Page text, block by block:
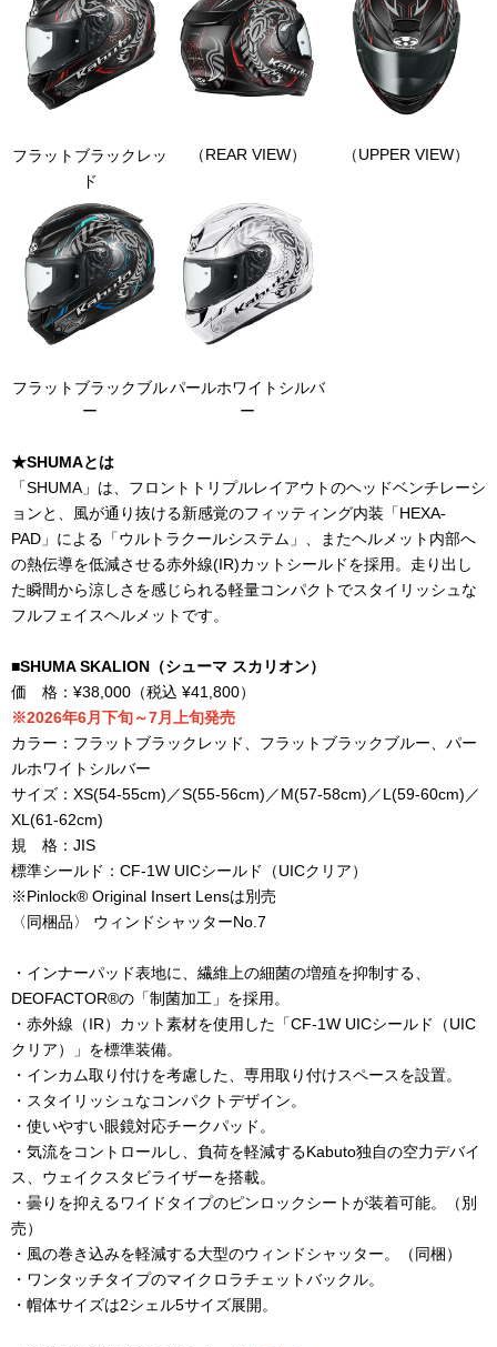
フラットブラックレッ
ド
（REAR VIEW） （UPPER VIEW）
フラットブラックブル
ー
パールホワイトシルバ
ー
★SHUMAとは
「SHUMA 」は、フロントトリプルレイアウトのヘッドベンチレーシ
ョンと、風が通り抜ける新感覚のフィッティング内装「HEXA-
PAD 」による「ウルトラクールシステム」、またヘルメット内部へ
の熱伝導を低減させる赤外線(IR)カットシールドを採用。走り出し
た瞬間から涼しさを感じられる軽量コンパクトでスタイリッシュな
フルフェイスヘルメットです。
■SHUMA SKALION （シューマ スカリオン）
価 格：¥38,000（税込 ¥41,800）
※2026年6月下旬～7月上旬発売
カラー：フラットブラックレッド、フラットブラックブルー、パー
ルホワイトシルバー
サイズ：XS(54-55cm)／S(55-56cm)／M(57-58cm)／L(59-60cm)／
XL(61-62cm)
規 格：JIS
標準シールド：CF-1W UICシールド（UICクリア）
※Pinlock® Original Insert Lensは別売
〈同梱品〉 ウィンドシャッターNo.7
・インナーパッド表地に、繊維上の細菌の増殖を抑制する、
DEOFACTOR®の「制菌加工」を採用。
・赤外線（IR）カット素材を使用した「CF-1W UICシールド（UIC
クリア）」を標準装備。
・インカム取り付けを考慮した、専用取り付けスペースを設置。
・スタイリッシュなコンパクトデザイン。
・使いやすい眼鏡対応チークパッド。
・気流をコントロールし、負荷を軽減するKabuto独自の空力デバイ
ス、ウェイクスタビライザーを搭載。
・曇りを抑えるワイドタイプのピンロックシートが装着可能。（別
売）
・風の巻き込みを軽減する大型のウィンドシャッター。（同梱）
・ワンタッチタイプのマイクロラチェットバックル。
・帽体サイズは2シェル5サイズ展開。